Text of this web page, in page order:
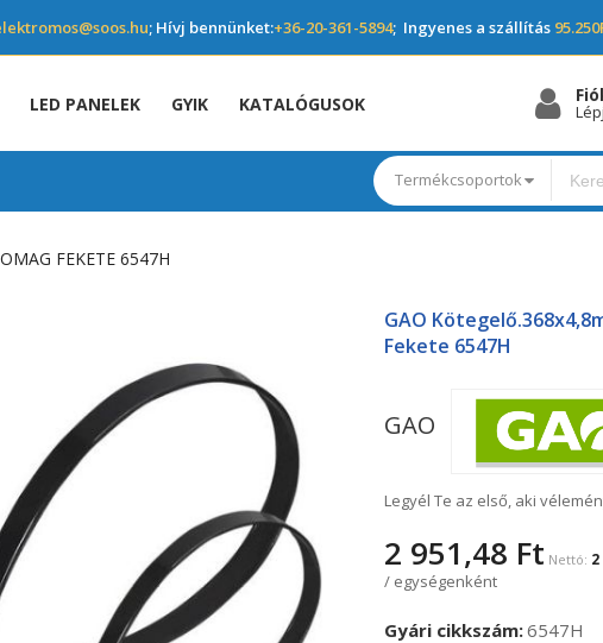
; Hívj bennünket:+36-20-361-5894; Ingyenes a szállítás
LED PANELEK GYIK KATALÓGUSOK
Termékcsoportok
FEKETE 6547H
GAO
Fekete 6547H
GAO
Legyél Te az első, aki
2 951,48 Ft
/ egységenként
Gyári cikkszám 6547H